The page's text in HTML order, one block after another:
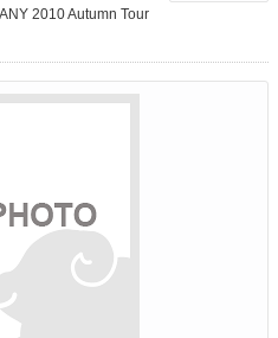
i
g
2010 Autumn Tour